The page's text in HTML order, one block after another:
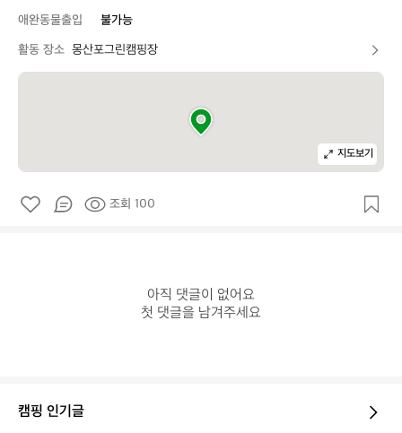
애완동물출입
불가능
활동 장소 몽산포그린캠핑장
지도보기
조회 100
아직 댓글이 없어요
첫 댓글을 남겨주세요
캠핑 인기글